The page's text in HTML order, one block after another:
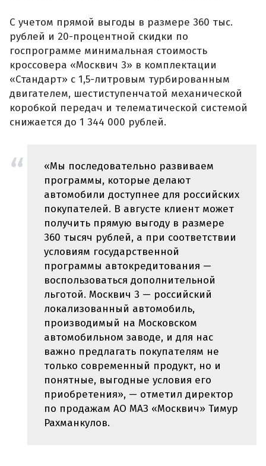
С учетом прямой выгоды в размере 360 тыс.
рублей и 20-процентной скидки по
госпрограмме минимальная стоимость
кроссовера «Москвич 3» в комплектации
«Стандарт» с 1,5-литровым турбированным
двигателем, шестиступенчатой механической
коробкой передач и телематической системой
снижается до 1 344 000 рублей.
«Мы последовательно развиваем
программы, которые делают
автомобили доступнее для российских
покупателей. В августе клиент может
получить прямую выгоду в размере
360 тысяч рублей, а при соответствии
условиям государственной
программы автокредитования —
воспользоваться дополнительной
льготой. Москвич 3 — российский
локализованный автомобиль,
производимый на Московском
автомобильном заводе, и для нас
важно предлагать покупателям не
только современный продукт, но и
понятные, выгодные условия его
приобретения», — отметил директор
по продажам АО МАЗ «Москвич» Тимур
Рахманкулов.